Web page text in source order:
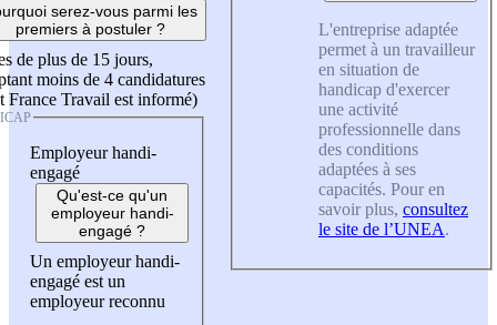
serez-vous parmi les
premiers à postuler ?
de plus de 15 jours,
moins de 4 candidatures
France Travail est informé)
Employeur handi-
engagé
Qu'est-ce qu'un
employeur handi-
engagé ?
Un employeur handi-
engagé est un
employeur reconnu
L'entreprise adaptée
permet à un travailleur
en situation de
handicap d'exercer
une activité
professionnelle dans
des conditions
adaptées à ses
capacités. Pour en
savoir plus, consultez
le site de l’UNEA.